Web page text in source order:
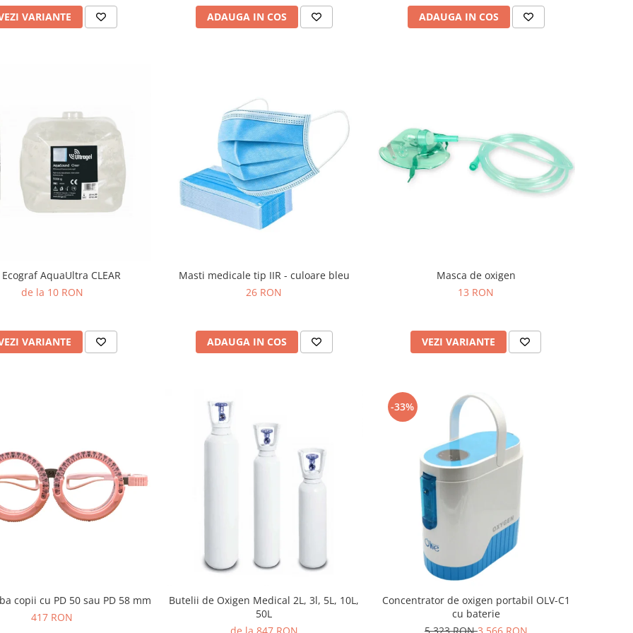
VARIANTE ADAUGA IN COS ADAUGA IN COS
AquaUltra CLEAR
de la 10 RON
VARIANTE
Masti medicale tip IIR - culoare bleu
26 RON
ADAUGA IN COS
Masca de oxigen
13 RON
VEZI VARIANTE
copii cu PD 50 sau PD 58 mm
417 RON
Butelii de Oxigen Medical 2L, 3l, 5L, 10L,
50L
-33%
Concentrator de oxigen portabil OLV-C1
cu baterie